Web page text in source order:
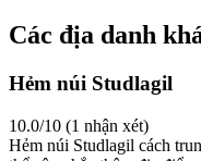
Các địa danh
Hẻm núi Studlagil
10.0/10 (1 nhận xét)
Hẻm núi Studlagil cách